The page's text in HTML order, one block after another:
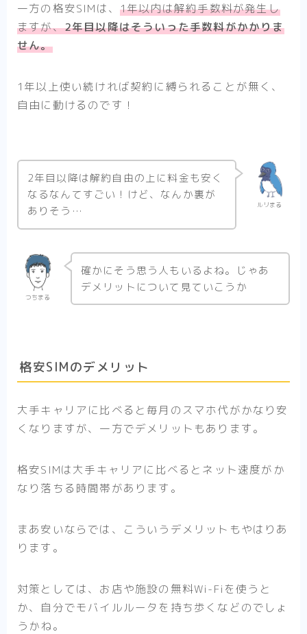
一方の格安SIMは、 1年以内は解約手数料が発生し
ますが、2年目以降はそういった手数料がかかりま
せん。
1年以上使い続ければ契約に縛られることが無く、
自由に動けるのです！
ルリまる
2年目以降は解約自由の上に料金も安く
なるなんてすごい！けど、なんか裏が
ありそう…
つちまる
確かにそう思う人もいるよね。じゃあ
デメリットについて見ていこうか
格安SIMのデメリット
大手キャリアに比べると毎月のスマホ代がかなり安
くなりますが、一方でデメリットもあります。
格安SIMは大手キャリアに比べるとネット速度がか
なり落ちる時間帯があります。
まあ安いならでは、こういうデメリットもやはりあ
ります。
対策としては、お店や施設の無料Wi-Fiを使うと
か、自分でモバイルルータを持ち歩くなどのでしょ
うかね。